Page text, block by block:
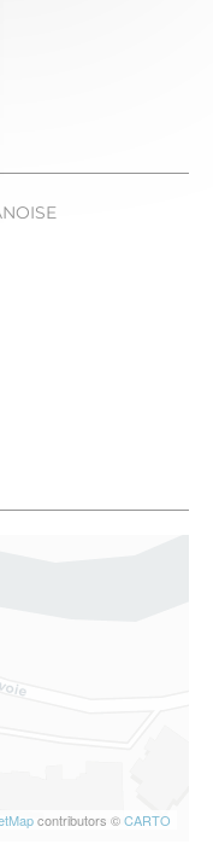
contributors ©CARTO